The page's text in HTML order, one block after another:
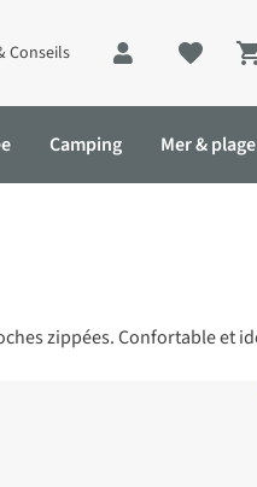
Conseils
Camping Mer & plage
zippées. Confortable et